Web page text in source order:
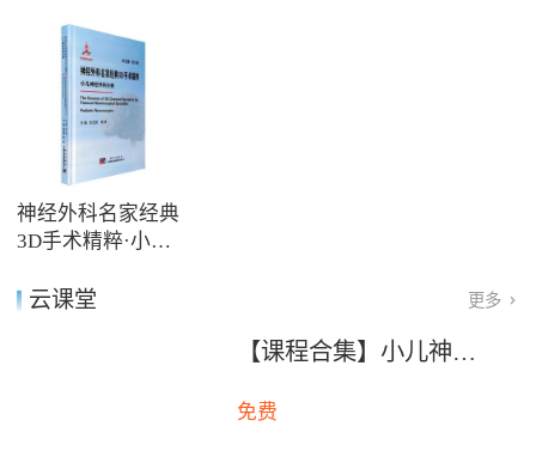
清华大学玉泉医院：院长。
学术成就：
中国首创“后颅窝手术：硬脑膜缝合/骨瓣复位术”（1997
年）。王忠诚院士称为：神经外科革命性技术。
协助王忠诚院士创建“中国医师协会神经外科医师分会”
（2004年）。
创建中国第一个小儿神经外科学术组织“中国医师协会神
经外科医师分会：小儿神经外科专家委员会”（2005
任《中华神经外科杂志》编辑部主任，杂志影响因子在
中国医师协会小儿神经外科专家委员会：主任委员
神经外科名家经典
3D手术精粹·小儿
像制品 U盘】
云课堂 更多
【课程合集】小儿神外系列
免费